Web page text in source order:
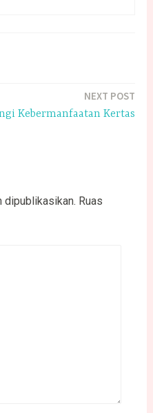
NEXT POST
Kebermanfaatan Kertas
dipublikasikan. Ruas